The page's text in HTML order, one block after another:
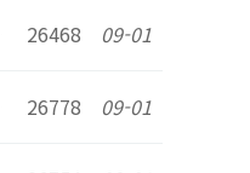
26468 09-01
26778 09-01